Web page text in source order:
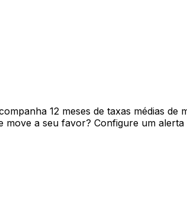
12 meses de taxas médias
a seu favor? Configure um